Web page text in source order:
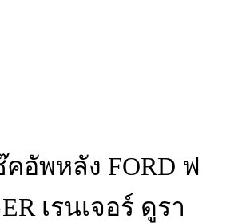
คอัพหลัง FORD ฟ
เรนเจอร์ ดูรา